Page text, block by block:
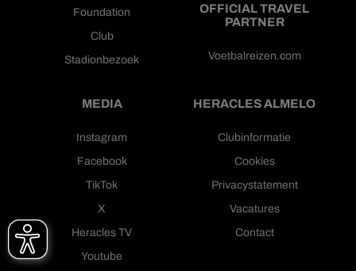
Foundation
Club
Stadionbezoek
OFFICIAL TRAVEL
PARTNER
Voetbalreizen.com
MEDIA
Instagram
Facebook
TikTok
X
Heracles TV
Youtube
HERACLES ALMELO
Clubinformatie
Cookies
Privacystatement
Vacatures
Contact